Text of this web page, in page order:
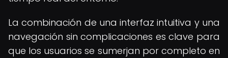
La combinación de una interfaz intuitiva y una
navegación sin complicaciones es clave para
que los usuarios se sumerjan por completo en